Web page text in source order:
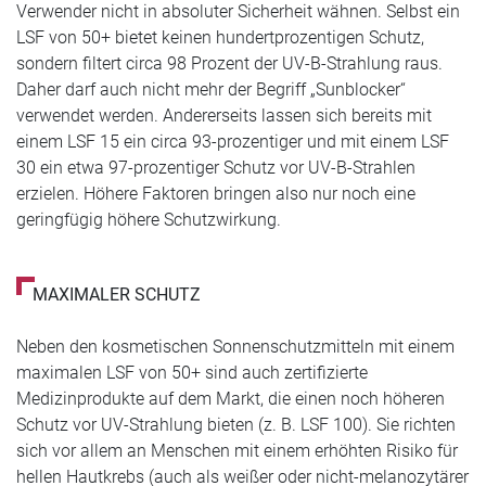
Verwender nicht in absoluter Sicherheit wähnen. Selbst ein
LSF von 50+ bietet keinen hundertprozentigen Schutz,
sondern filtert circa 98 Prozent der UV-B-Strahlung raus.
Daher darf auch nicht mehr der Begriff „Sunblocker“
verwendet werden. Andererseits lassen sich bereits mit
einem LSF 15 ein circa 93-prozentiger und mit einem LSF
30 ein etwa 97-prozentiger Schutz vor UV-B-Strahlen
erzielen. Höhere Faktoren bringen also nur noch eine
geringfügig höhere Schutzwirkung.
MAXIMALER SCHUTZ
Neben den kosmetischen Sonnenschutzmitteln mit einem
maximalen LSF von 50+ sind auch zertifizierte
Medizinprodukte auf dem Markt, die einen noch höheren
Schutz vor UV-Strahlung bieten (z. B. LSF 100). Sie richten
sich vor allem an Menschen mit einem erhöhten Risiko für
hellen Hautkrebs (auch als weißer oder nicht-melanozytärer